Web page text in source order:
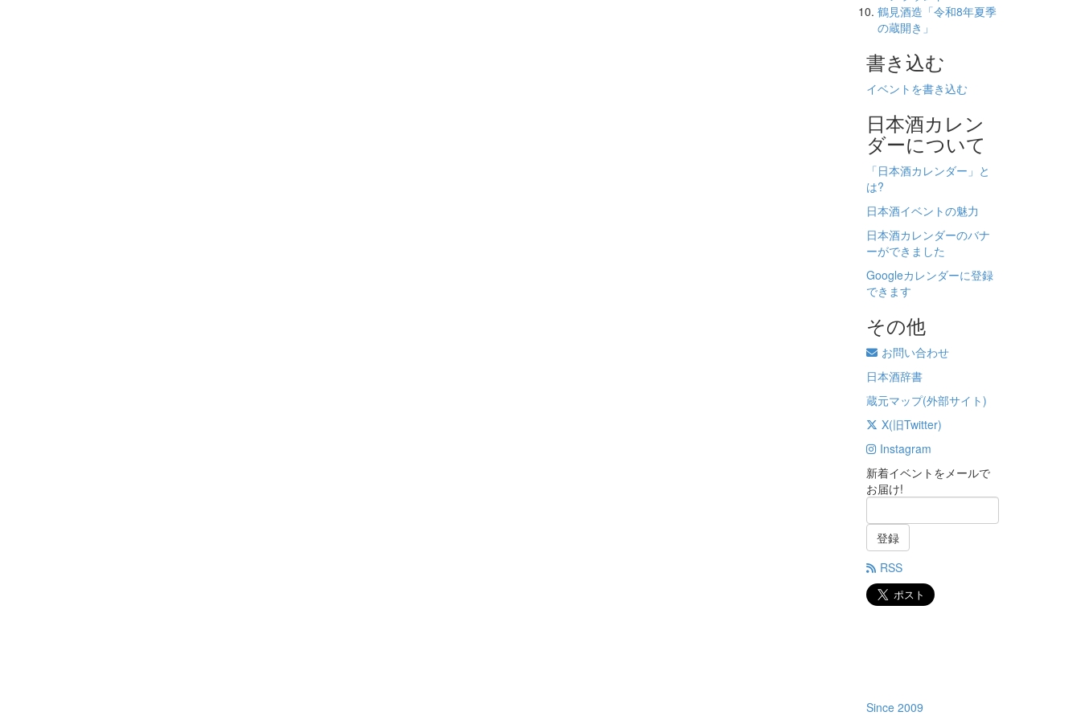
鶴見酒造「令和8年夏季
の蔵開き」
書き込む
イベントを書き込む
日本酒カレン
ダーについて
「日本酒カレンダー」と
は?
日本酒イベントの魅力
日本酒カレンダーのバナ
ーができました
Googleカレンダーに登録
できます
その他
お問い合わせ
日本酒辞書
蔵元マップ(外部サイト)
X(旧Twitter)
Instagram
新着イベントをメールで
お届け!
登録
RSS
Since 2009